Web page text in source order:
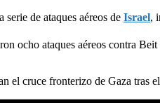
de ataques aéreos de Israel,
ocho ataques aéreos contra
el cruce fronterizo de Gaza